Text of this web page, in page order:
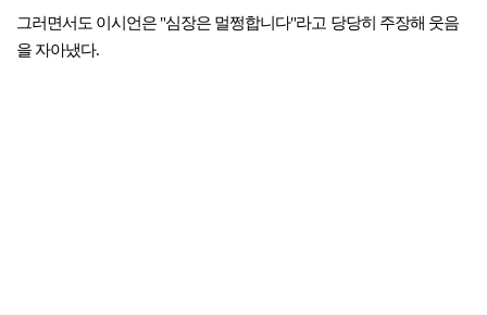
그러면서도 이시언은 "심장은 멀쩡합니다"라고 당당히 주장해 웃음
을 자아냈다.